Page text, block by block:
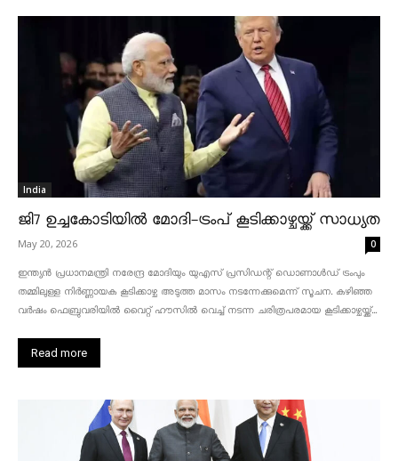
India
ജി7 ഉച്ചകോടിയിൽ മോദി-ട്രംപ് കൂടിക്കാഴ്ചയ്ക്ക് സാധ്യത
May 20, 2026 0
ഇന്ത്യൻ പ്രധാനമന്ത്രി നരേന്ദ്ര മോദിയും യുഎസ് പ്രസിഡന്റ് ഡൊണാൾഡ് ട്രംപും
തമ്മിലുള്ള നിർണ്ണായക കൂടിക്കാഴ്ച അടുത്ത മാസം നടന്നേക്കുമെന്ന് സൂചന. കഴിഞ്ഞ
വർഷം ഫെബ്രുവരിയിൽ വൈറ്റ് ഹൗസിൽ വെച്ച് നടന്ന ചരിത്രപരമായ കൂടിക്കാഴ്ചയ്ക്ക്...
Read more